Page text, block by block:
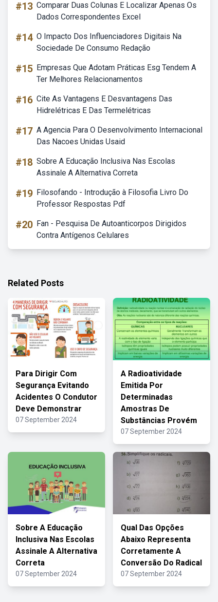
#13 Comparar Duas Colunas E Localizar Apenas Os
Dados Correspondentes Excel
#14 O Impacto Dos Influenciadores Digitais Na
Sociedade De Consumo Redação
#15 Empresas Que Adotam Práticas Esg Tendem A
Ter Melhores Relacionamentos
#16 Cite As Vantagens E Desvantagens Das
Hidrelétricas E Das Termelétricas
#17 A Agencia Para O Desenvolvimento Internacional
Das Nacoes Unidas Usaid
#18 Sobre A Educação Inclusiva Nas Escolas
Assinale A Alternativa Correta
#19 Filosofando - Introdução à Filosofia Livro Do
Professor Respostas Pdf
#20 Fan - Pesquisa De Autoanticorpos Dirigidos
Contra Antígenos Celulares
Related Posts
Para Dirigir Com
Segurança Evitando
Acidentes O Condutor
Deve Demonstrar
07 September 2024
A Radioatividade
Emitida Por
Determinadas
Amostras De
Substâncias Provém
07 September 2024
Sobre A Educação
Inclusiva Nas Escolas
Assinale A Alternativa
Correta
07 September 2024
Qual Das Opções
Abaixo Representa
Corretamente A
Conversão Do Radical
07 September 2024